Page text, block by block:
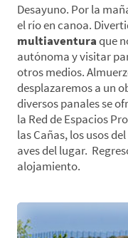
Desayuno. Por la
el río en canoa.
multiaventuraque
autónoma y visitar
otros medios.
desplazaremos a un
diversos panales se
la Red de Espacios
las Cañas, los usos
aves del lugar.
alojamiento.